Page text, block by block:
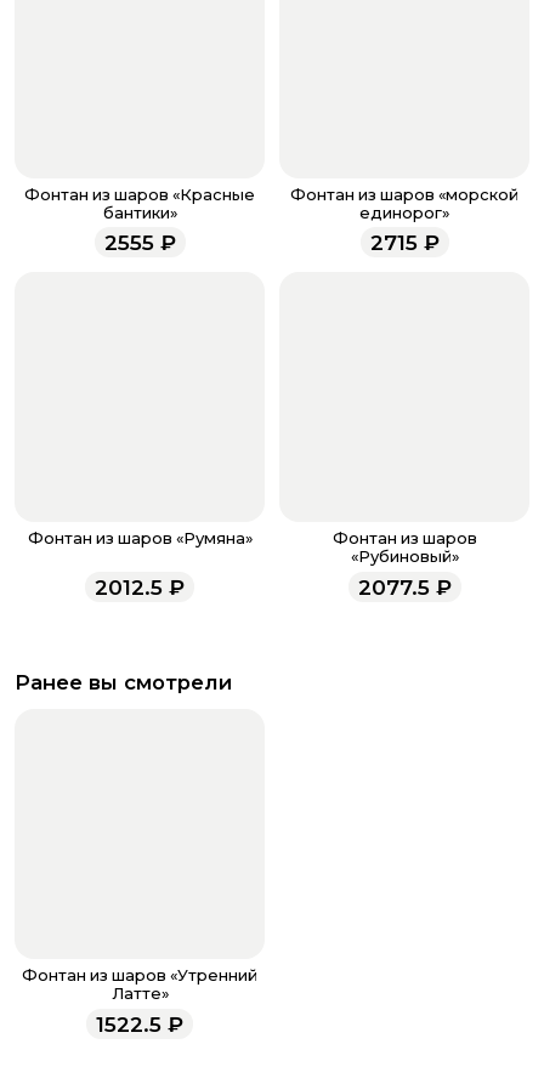
звоните по номеру телефона
напишите WhatsApp
+7 937 333-66-53. Наши
менеджеры работают ежедневно с 9.00 до 23.00 и
всегда рады проконсультировать вас.
Фонтан из шаров «Красные
бантики»
2555₽
Фонтан из шаров «морской
единорог»
2715₽
Фонтан из шаров «Румяна»
2012.5 ₽
Фонтан из шаров
«Рубиновый»
2077.5₽
Ранее вы смотрели
Фонтан из шаров «Утренний
Латте»
1522.5 ₽